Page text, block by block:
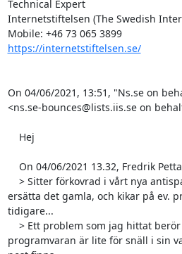
Technical Expert
Internetstiftelsen (The Swedish
Mobile: +46 73 065 3899
https://internetstiftelsen.se/
﻿On 04/06/2021, 13:51, "Ns.se on
<ns.se-bounces@lists.iis.se on
ersätta det gamla, och kikar på ev.
tidigare...
programvaran är lite för snäll i sin